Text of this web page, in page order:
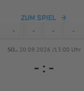
ZUM SPIEL
- - - -
SO.. 20.09.2026 /13:00 Uhr
- : -